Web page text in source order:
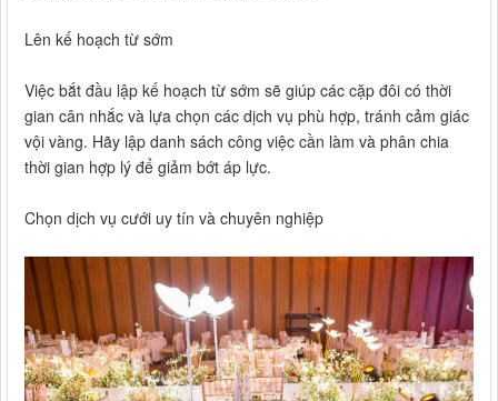
Lên kế hoạch từ sớm
Việc bắt đầu lập kế hoạch từ sớm sẽ giúp các cặp đôi có thời
gian cân nhắc và lựa chọn các dịch vụ phù hợp, tránh cảm giác
vội vàng. Hãy lập danh sách công việc cần làm và phân chia
thời gian hợp lý để giảm bớt áp lực.
Chọn dịch vụ cưới uy tín và chuyên nghiệp